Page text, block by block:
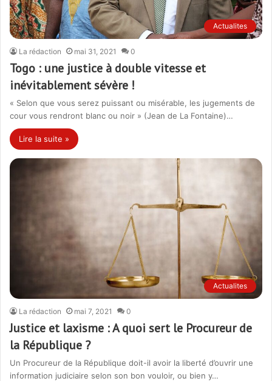
Actualites
La rédaction mai 31, 2021 0
Togo : une justice à double vitesse et
inévitablement sévère !
« Selon que vous serez puissant ou misérable, les jugements de
cour vous rendront blanc ou noir » (Jean de La Fontaine)…
Lire la suite »
Actualites
La rédaction mai 7, 2021 0
Justice et laxisme : A quoi sert le Procureur de
la République ?
Un Procureur de la République doit-il avoir la liberté d’ouvrir une
information judiciaire selon son bon vouloir, ou bien y…